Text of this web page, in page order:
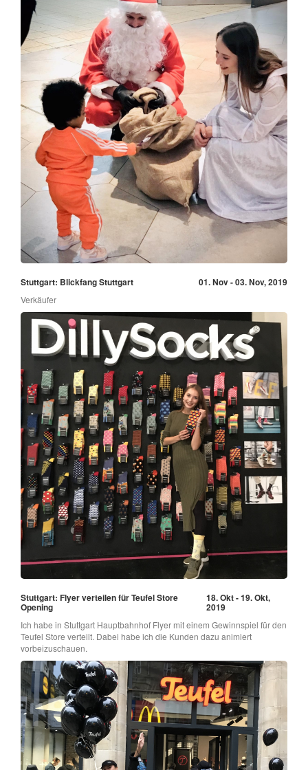
Stuttgart: Blickfang Stuttgart 01. Nov - 03. Nov, 2019
Verkäufer
Stuttgart: Flyer verteilen für Teufel Store
Opening
18. Okt - 19. Okt,
2019
Ich habe in Stuttgart Hauptbahnhof Flyer mit einem Gewinnspiel für den
Teufel Store verteilt. Dabei habe ich die Kunden dazu animiert
vorbeizuschauen.